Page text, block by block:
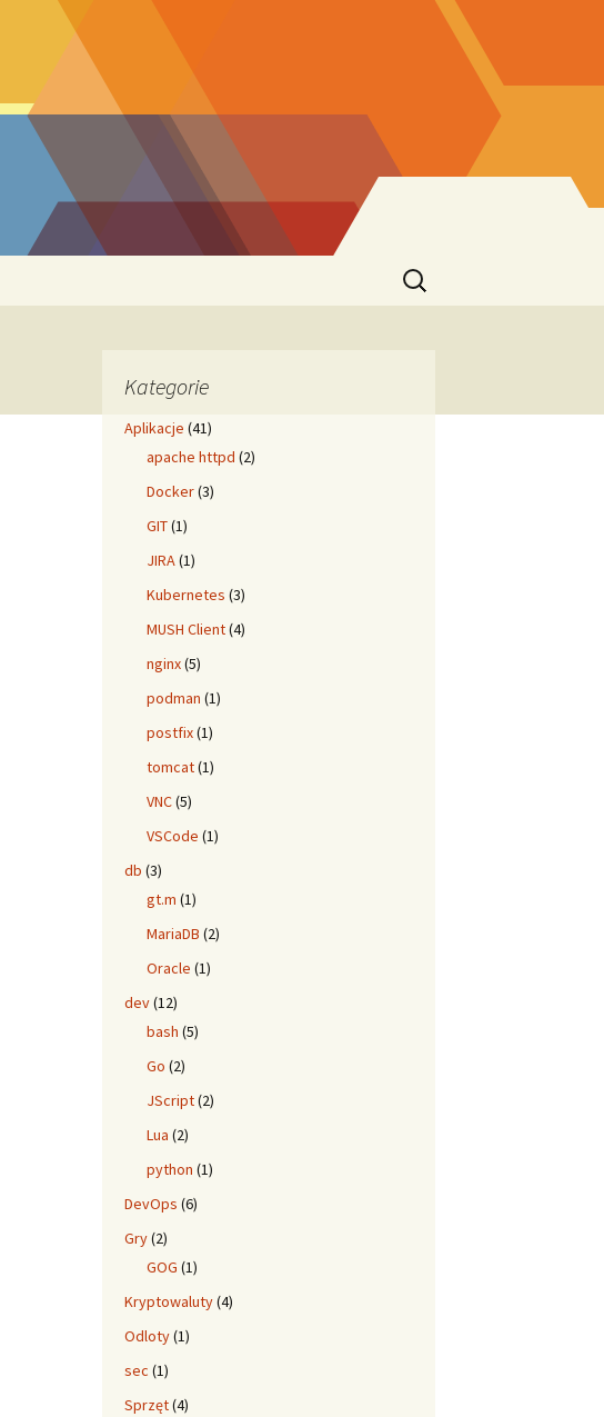
Szukaj:
Kategorie
Aplikacje (41)
apache httpd (2)
Docker(3)
GIT(1)
JIRA(1)
Kubernetes (3)
MUSH Client(4)
nginx(5)
podman (1)
postfix(1)
tomcat(1)
VNC(5)
VSCode (1)
db (3)
gt.m (1)
MariaDB (2)
Oracle (1)
dev(12)
bash (5)
Go (2)
JScript(2)
Lua (2)
python (1)
DevOps (6)
Gry(2)
GOG (1)
Kryptowaluty(4)
Odloty(1)
sec (1)
Sprzęt(4)